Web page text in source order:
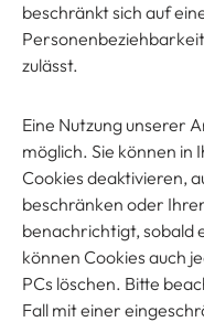
beschränkt sich auf
zulässt.
Eine Nutzung unserer
möglich. Sie können in
Cookies deaktivieren,
beschränken oder
benachrichtigt, sobald
können Cookies auch
PCs löschen. Bitte
Fall mit einer